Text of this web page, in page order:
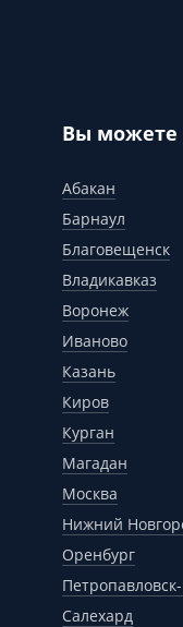
Вы можете
Абакан
Барнаул
Благовещенск
Владикавказ
Воронеж
Иваново
Казань
Киров
Курган
Магадан
Москва
Нижний
Оренбург
Салехард